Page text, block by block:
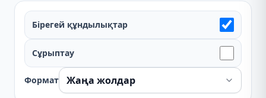
Бірегей құндылықтар
Сұрыптау
Формат